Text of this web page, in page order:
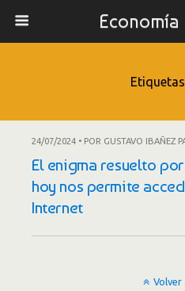
Etiquetas
24/07/2024 • POR GUSTAVO IBAÑEZ
El enigma resuelto
hoy nos permite
Internet
Volver